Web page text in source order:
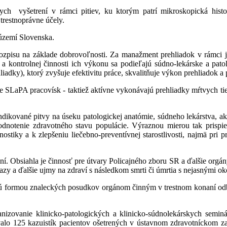
vyšetrení v rámci pitiev, ku ktorým patrí mikroskopická
účely.
Slovenska.
na základe dobrovoľnosti. Za manažment prehliadok v
kontrolnej činnosti ich výkonu sa podieľajú súdno-lekárske a
ktorý zvyšuje efektivitu práce, skvalitňuje výkon prehliadok
SLaPA pracovísk - taktiež aktívne vykonávajú prehliadky mŕtvych
pitvy na úseku patologickej anatómie, súdneho lekárstva,
zdravotného stavu populácie. Výraznou mierou tak
a k zlepšeniu liečebno-preventívnej starostlivosti, najmä pri
Obsiahla je činnosť pre útvary Policajného zboru SR a ďalšie
a ďalšie ujmy na zdraví s následkom smrti či úmrtia s nejasnými
znaleckých posudkov orgánom činným v trestnom konaní
klinicko-patologických a klinicko-súdnolekárskych
125 kazuistík pacientov ošetrených v ústavnom zdravotníckom